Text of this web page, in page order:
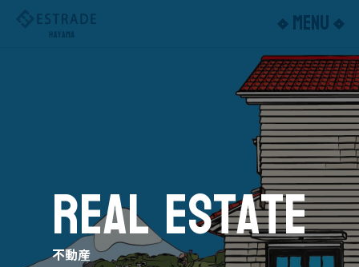
ESTRADE
HAYAMA
MENU
REALESTATE
不動産